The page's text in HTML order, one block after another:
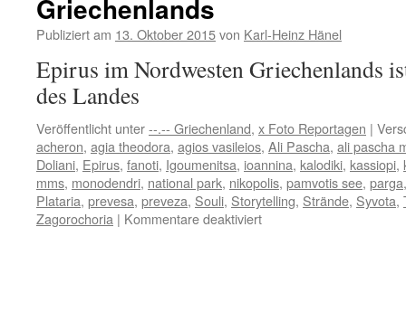
Griechenlands
Publiziert am 13. Oktober 2015von Karl-Heinz Hänel
Epirus im Nordwesten Griechenlands
des Landes
Veröffentlicht unter--.-- Griechenland, x Foto Reportagen |
acheron, agia theodora, agios vasileios, Ali Pascha, ali pascha
Doliani, Epirus, fanoti, Igoumenitsa, ioannina, kalodiki, kassiopi,
mms, monodendri, national park, nikopolis, pamvotis see, parga
Plataria, prevesa, preveza, Souli, Storytelling, Strände, Syvota,
Zagorochoria | Kommentare deaktiviertfür